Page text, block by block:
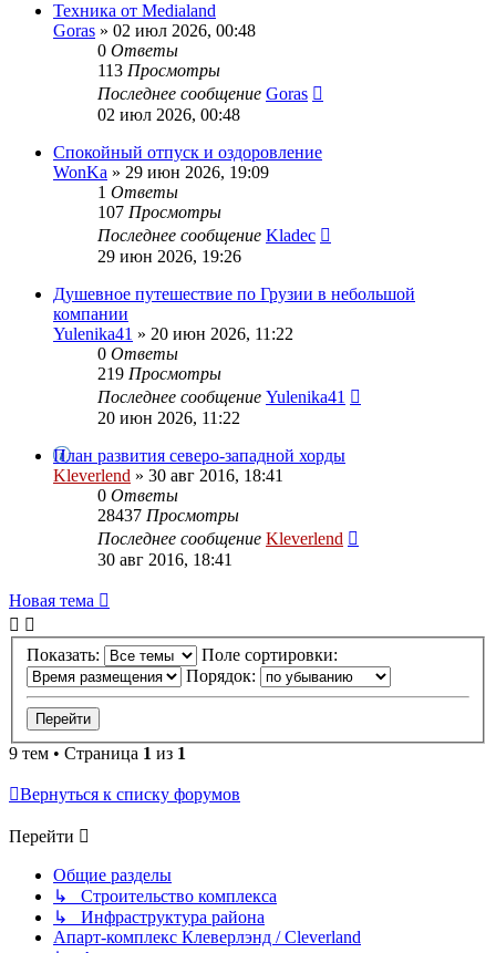
Техника от Medialand
Goras » 02 июл 2026, 00:48
0 Ответы
113 Просмотры
Последнее сообщение Goras
02 июл 2026, 00:48
Спокойный отпуск и оздоровление
WonKa » 29 июн 2026, 19:09
1 Ответы
107 Просмотры
Последнее сообщение Kladec
29 июн 2026, 19:26
Душевное путешествие по Грузии в небольшой
компании
Yulenika41 » 20 июн 2026, 11:22
0 Ответы
219 Просмотры
Последнее сообщение Yulenika41
20 июн 2026, 11:22
План развития северо-западной хорды
Kleverlend » 30 авг 2016, 18:41
0 Ответы
28437 Просмотры
Последнее сообщение Kleverlend
30 авг 2016, 18:41
Новая тема
Показать:
Поле сортировки:
Порядок:
9 тем • Страница 1 из 1
Вернуться к списку форумов
Перейти
Общие разделы
↳ Строительство комплекса
↳ Инфраструктура района
Апарт-комплекс Клеверлэнд / Cleverland